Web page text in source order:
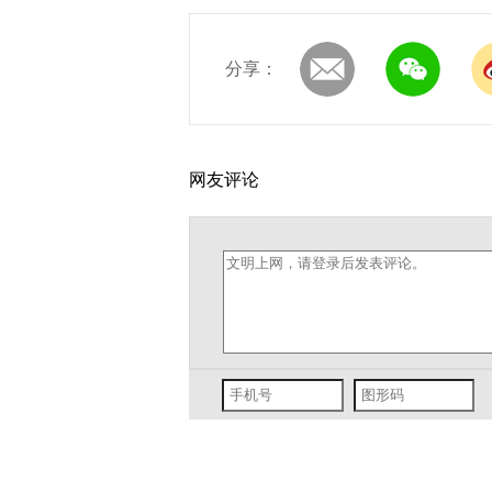
分享：
网友评论